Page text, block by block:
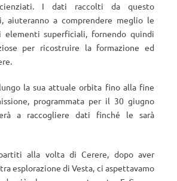
I dati raccolti da questo
aiuteranno a comprendere meglio le
elementi superficiali, fornendo quindi
per ricostruire la formazione ed
la sua attuale orbita fino alla fine
programmata per il 30 giugno
a raccogliere dati finché le sarà
alla volta di Cerere, dopo aver
esplorazione di Vesta, ci aspettavamo